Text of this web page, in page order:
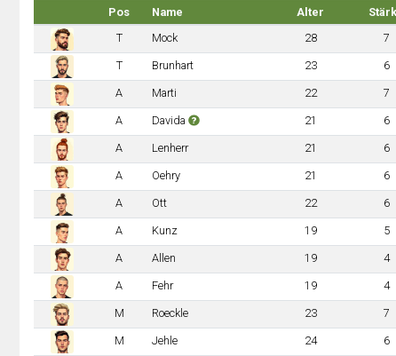
Pos Name Alter
T
Mock 28 7
T Brunhart 23 6
A Marti 22 7
A Davida 21 6
A Lenherr 21 6
A Oehry 21 6
A Ott 22 6
A Kunz 19 5
A Allen 19 4
A Fehr 19 4
M Roeckle 23 7
M Jehle 24 6